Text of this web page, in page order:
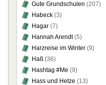
Gute Grundschulen (207)
Habeck (3)
Hagar (7)
Hannah Arendt(5)
Harzreise im Winter (9)
Haß (36)
Hashtag #Me (9)
Hass und Hetze (13)